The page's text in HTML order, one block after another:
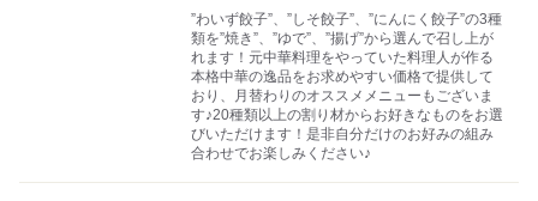
”わいず餃子”、”しそ餃子”、”にんにく餃子”の3種
類を”焼き”、”ゆで”、”揚げ”から選んで召し上が
れます！元中華料理をやっていた料理人が作る
本格中華の逸品をお求めやすい価格で提供して
おり、月替わりのオススメメニューもございま
す♪20種類以上の割り材からお好きなものをお選
びいただけます！是非自分だけのお好みの組み
合わせでお楽しみください♪